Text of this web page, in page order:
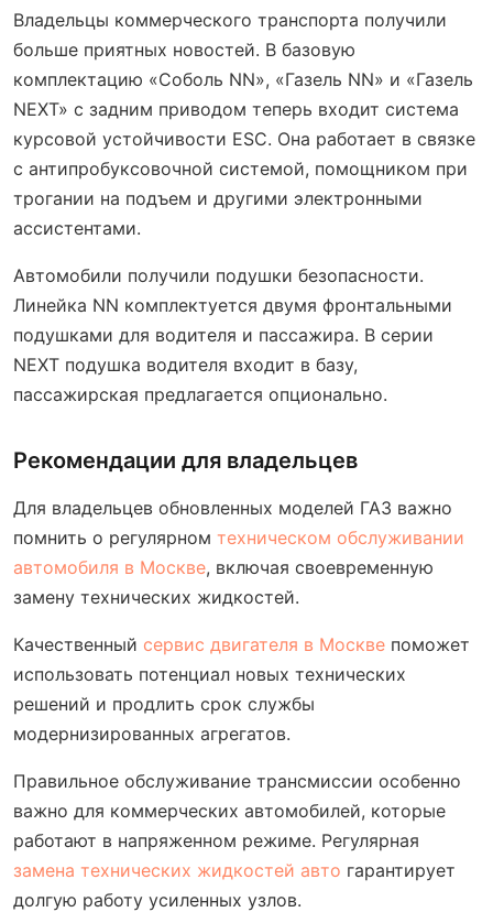
Владельцы коммерческого транспорта получили
больше приятных новостей. В базовую
комплектацию «Соболь NN», «Газель NN» и «Газель
NEXT» с задним приводом теперь входит система
курсовой устойчивости ESC. Она работает в связке
с антипробуксовочной системой, помощником при
трогании на подъем и другими электронными
ассистентами.
Автомобили получили подушки безопасности.
Линейка NN комплектуется двумя фронтальными
подушками для водителя и пассажира. В серии
NEXT подушка водителя входит в базу,
пассажирская предлагается опционально.
Рекомендации для владельцев
Для владельцев обновленных моделей ГАЗ важно
помнить о регулярном техническом обслуживании
автомобиля в Москве, включая своевременную
замену технических жидкостей.
Качественный сервис двигателя в Москве поможет
использовать потенциал новых технических
решений и продлить срок службы
модернизированных агрегатов.
Правильное обслуживание трансмиссии особенно
важно для коммерческих автомобилей, которые
работают в напряженном режиме. Регулярная
замена технических жидкостей авто гарантирует
долгую работу усиленных узлов.